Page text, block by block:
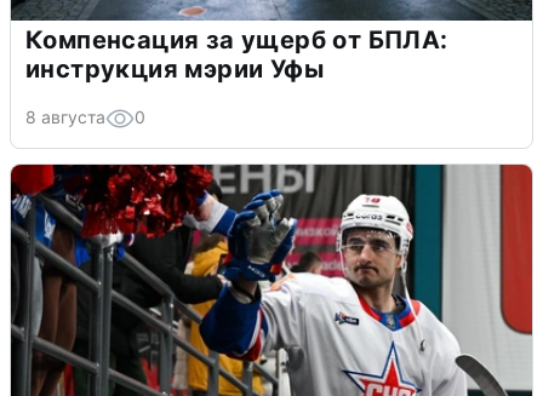
Компенсация за ущерб от БПЛА:
инструкция мэрии Уфы
8 августа 0